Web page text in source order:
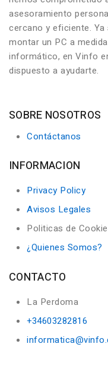
asesoramiento
cercano y eficiente.
montar un PC a
informático, en Vinfo
dispuesto a ayudarte.
SOBRE NOSOTROS
Contáctanos
INFORMACION
Privacy Policy
Avisos Legales
Politicas de
¿Quienes Somos?
CONTACTO
La Perdoma
+34603282816